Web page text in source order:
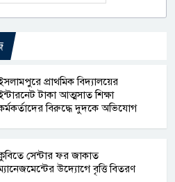
প্রাথমিক বিদ্যালয়ের
টাকা আত্মসাত শিক্ষা
বিরুদ্ধে দুদকে অভিযোগ
সেন্টার ফর জাকাত
উদ্যোগে বৃত্তি বিতরণ